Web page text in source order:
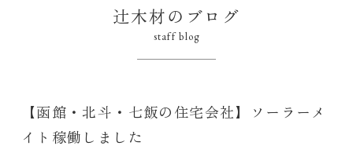
辻木材のブログ
staff blog
【函館・北斗・七飯の住宅会社】ソーラーメ
イト稼働しました